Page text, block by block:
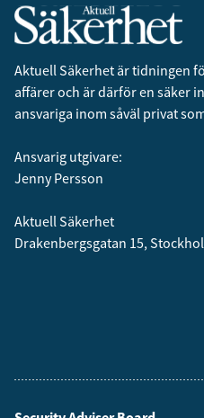
Aktuell Säkerhet är tidningen
affärer och är därför en säker
ansvariga inom såväl privat
Ansvarig utgivare:
Jenny Persson
Aktuell Säkerhet
Drakenbergsgatan 15,